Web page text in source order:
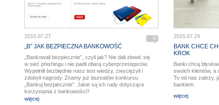
0
2015.07.27
„B” JAK BEZPIECZNA BANKOWOŚĆ
„Bankowali bezpiecznie”, czyli jak? Nie dali złowić się
w sieć phishingu i nie padli ofiarą cyberprzestępców.
Wypełnili bezbłędnie nasz test wiedzy, zwyciężyli i
zdobyli nagrody. Znamy już laureatów konkursu
„Bankuj bezpiecznie”. Jakie są ich rady dotyczące
korzystania z bankowości?
więcej
2015.07.24
BANK CHCE
KROK
Banki chcą
swoich klientów, a
To od nas zależy,
bankiem.
więcej